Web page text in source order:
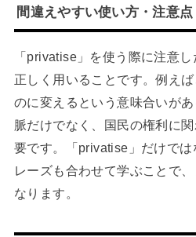
間違えやすい使い方・注意点
「privatise」を使う際に注意
正しく用いることです。例え
のに変えるという意味合いが
脈だけでなく、国民の権利に
要です。「privatise」だけで
レーズも合わせて学ぶことで
なります。